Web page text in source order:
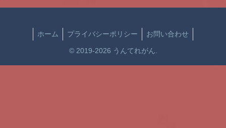
ホーム プライバシーポリシー お問い合わせ
© 2019-2026 うんてれがん.